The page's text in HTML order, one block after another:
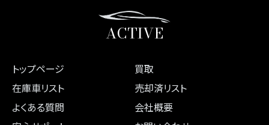
ACTIVE
トップページ
買取
在庫車リスト
売却済リスト
よくある質問
会社概要